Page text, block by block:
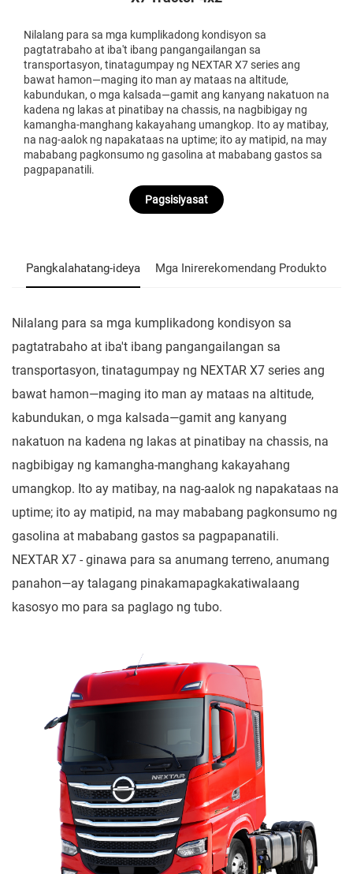
Nilalang para sa mga kumplikadong kondisyon sa
pagtatrabaho at iba't ibang pangangailangan sa
transportasyon, tinatagumpay ng NEXTAR X7 series ang
bawat hamon—maging ito man ay mataas na altitude,
kabundukan, o mga kalsada—gamit ang kanyang nakatuon na
kadena ng lakas at pinatibay na chassis, na nagbibigay ng
kamangha-manghang kakayahang umangkop. Ito ay matibay,
na nag-aalok ng napakataas na uptime; ito ay matipid, na may
mababang pagkonsumo ng gasolina at mababang gastos sa
pagpapanatili.
Pagsisiyasat
Pangkalahatang-ideya Mga Inirerekomendang Produkto
Nilalang para sa mga kumplikadong kondisyon sa
pagtatrabaho at iba't ibang pangangailangan sa
transportasyon, tinatagumpay ng NEXTAR X7 series ang
bawat hamon—maging ito man ay mataas na altitude,
kabundukan, o mga kalsada—gamit ang kanyang
nakatuon na kadena ng lakas at pinatibay na chassis, na
nagbibigay ng kamangha-manghang kakayahang
umangkop. Ito ay matibay, na nag-aalok ng napakataas na
uptime; ito ay matipid, na may mababang pagkonsumo ng
gasolina at mababang gastos sa pagpapanatili.
NEXTAR X7 - ginawa para sa anumang terreno, anumang
panahon—ay talagang pinakamapagkakatiwalaang
kasosyo mo para sa paglago ng tubo.